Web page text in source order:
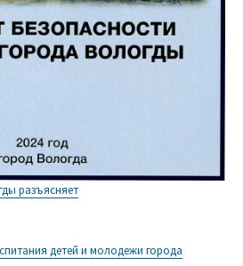
разъясняет
детей и молодежи города